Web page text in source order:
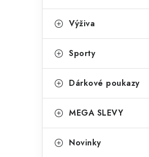
Výživa
Sporty
Dárkové poukazy
MEGA SLEVY
Novinky